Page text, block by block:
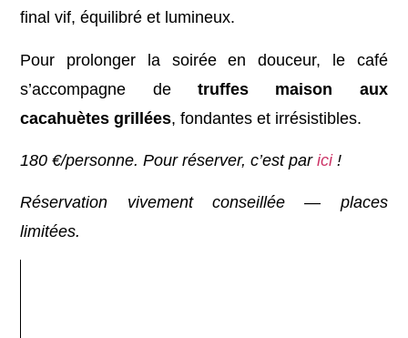
final vif, équilibré et lumineux.
Pour prolonger la soirée en douceur, le café
s’accompagne de truffes maison aux
cacahuètes grillées, fondantes et irrésistibles.
180 €/personne. Pour réserver, c’est parici!
Réservation vivement conseillée — places
limitées.